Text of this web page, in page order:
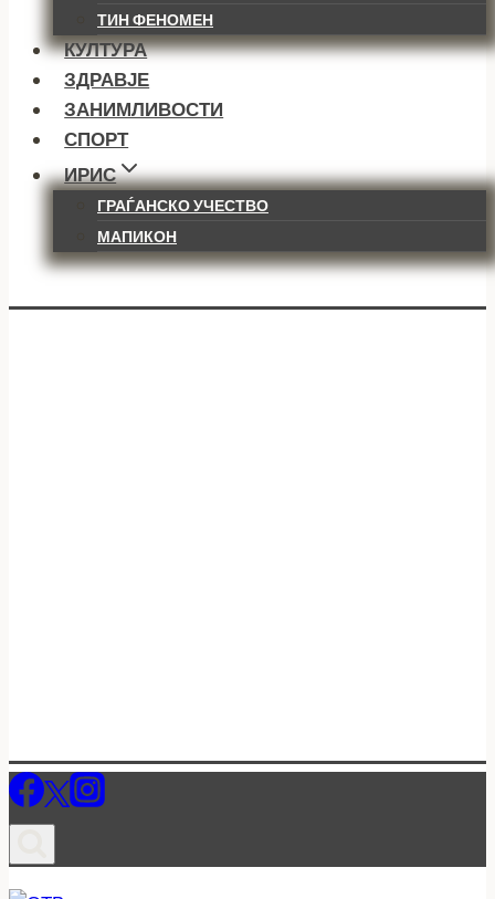
ТИН ФЕНОМЕН
КУЛТУРА
ЗДРАВЈЕ
ЗАНИМЛИВОСТИ
СПОРТ
ИРИС
ГРАЃАНСКО УЧЕСТВО
МАПИКОН